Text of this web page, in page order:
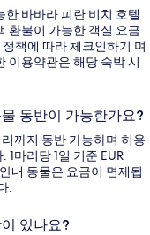
바바라 피란 비치 호텔
환불이 가능한 객실 요금
책에 따라 체크인하기 며
이용약관은 해당 숙박 시
동반이 가능한가요?
까지 동반 가능하며 허용
1마리당 1일 기준 EUR
내 동물은 요금이 면제됩
.
있나요?